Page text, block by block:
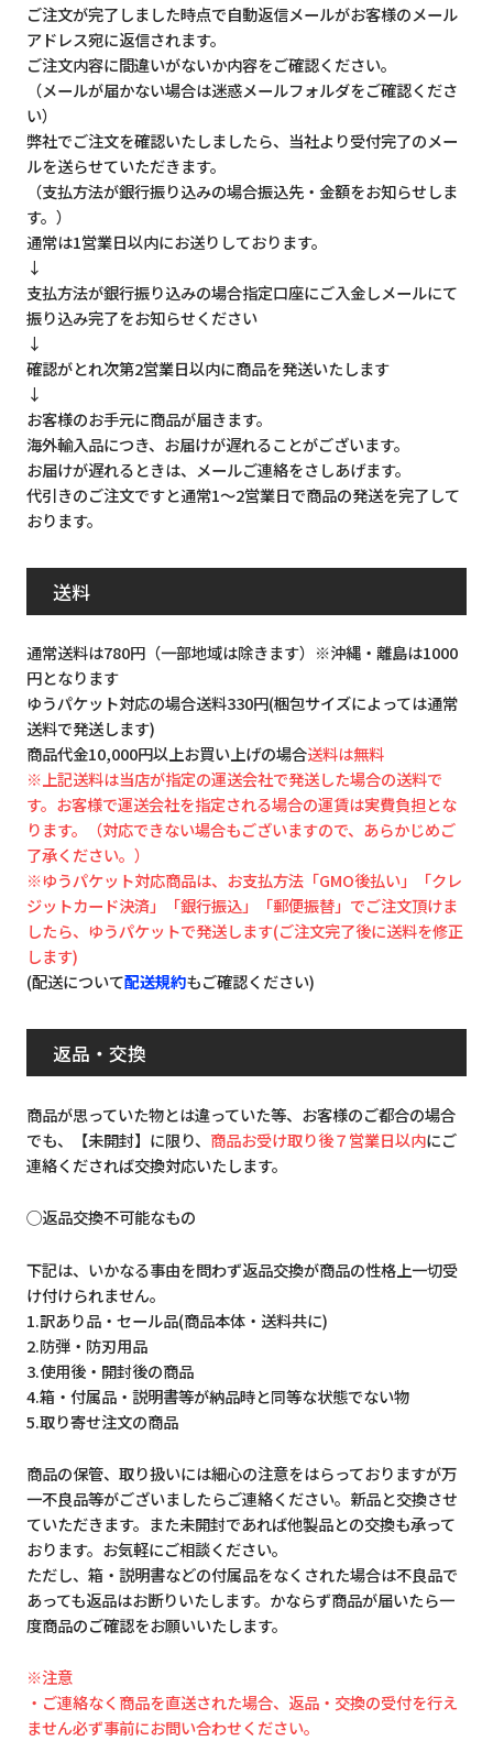
ご注文が完了しました時点で自動返信メールがお客様のメール
アドレス宛に返信されます。
ご注文内容に間違いがないか内容をご確認ください。
（メールが届かない場合は迷惑メールフォルダをご確認くださ
い）
弊社でご注文を確認いたしましたら、当社より受付完了のメー
ルを送らせていただきます。
（支払方法が銀行振り込みの場合振込先・金額をお知らせしま
す。）
通常は1営業日以内にお送りしております。
↓
支払方法が銀行振り込みの場合指定口座にご入金しメールにて
振り込み完了をお知らせください
↓
確認がとれ次第2営業日以内に商品を発送いたします
↓
お客様のお手元に商品が届きます。
海外輸入品につき、お届けが遅れることがございます。
お届けが遅れるときは、メールご連絡をさしあげます。
代引きのご注文ですと通常1～2営業日で商品の発送を完了して
おります。
送料
通常送料は780円（一部地域は除きます）※沖縄・離島は1000
円となります
ゆうパケット対応の場合送料330円(梱包サイズによっては通常
送料で発送します)
商品代金10,000円以上お買い上げの場合送料は無料
※上記送料は当店が指定の運送会社で発送した場合の送料で
す。お客様で運送会社を指定される場合の運賃は実費負担とな
ります。（対応できない場合もございますので、あらかじめご
了承ください。）
※ゆうパケット対応商品は、お支払方法「GMO後払い」「クレ
ジットカード決済」「銀行振込」「郵便振替」でご注文頂けま
したら、ゆうパケットで発送します(ご注文完了後に送料を修正
します)
(配送について配送規約もご確認ください)
返品・交換
商品が思っていた物とは違っていた等、お客様のご都合の場合
でも、【未開封】に限り、 商品お受け取り後７営業日以内にご
連絡くだされば交換対応いたします。
◯返品交換不可能なもの
下記は、いかなる事由を問わず返品交換が商品の性格上一切受
け付けられません。
1.訳あり品・セール品(商品本体・送料共に)
2.防弾・防刃用品
3.使用後・開封後の商品
4.箱・付属品・説明書等が納品時と同等な状態でない物
5.取り寄せ注文の商品
商品の保管、取り扱いには細心の注意をはらっておりますが万
一不良品等がございましたらご連絡ください。新品と交換させ
ていただきます。また未開封であれば他製品との交換も承って
おります。お気軽にご相談ください。
ただし、箱・説明書などの付属品をなくされた場合は不良品で
あっても返品はお断りいたします。かならず商品が届いたら一
度商品のご確認をお願いいたします。
※注意
・ご連絡なく商品を直送された場合、返品・交換の受付を行え
ません必ず事前にお問い合わせください。